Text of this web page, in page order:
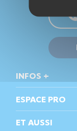
INFOS +
ESPACE PRO
ET AUSSI